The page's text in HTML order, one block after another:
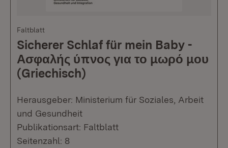
Faltblatt
Sicherer Schlaf für mein Baby -
Ασφαλής ύπνος για το μωρό μου
(Griechisch)
Herausgeber: Ministerium für Soziales, Arbeit
und Gesundheit
Publikationsart: Faltblatt
Seitenzahl: 8